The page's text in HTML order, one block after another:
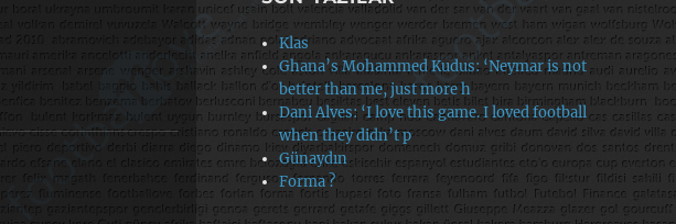
Klas
Ghana’s Mohammed Kudus: ‘Neymar is not
better than me, just more h
Dani Alves: ‘I love this game. I loved football
when they didn’t p
Günaydın
Forma ?